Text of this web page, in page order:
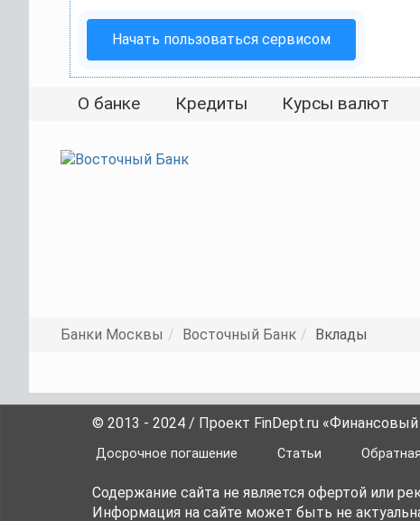
Начать пользоваться сервисом
О банке Кредиты Курсы валют
Банки Москвы Восточный Банк Вклады
© 2013 - 2024 / Проект FinDept.ru «Финансовый
Досрочное погашение Статьи
Содержание сайта не является офертой или
Информация на сайте может быть не